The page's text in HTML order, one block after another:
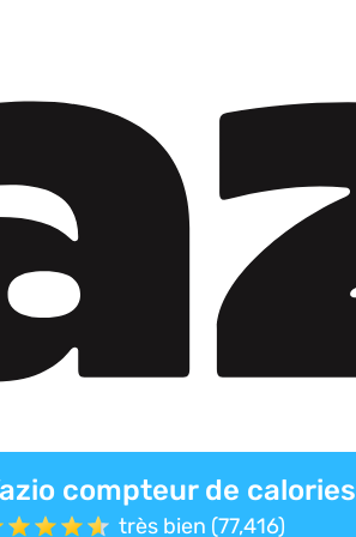
compteur de calories
très bien (77,416)